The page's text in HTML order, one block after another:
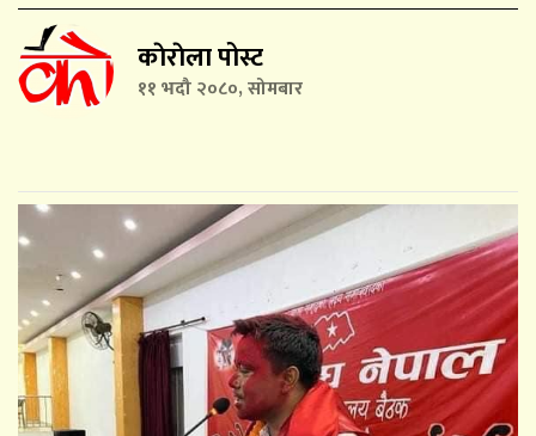
काेराेला पोस्ट
११ भदौ २०८०, सोमबार